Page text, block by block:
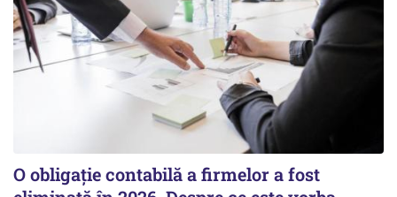
O obligație contabilă a firmelor a fost